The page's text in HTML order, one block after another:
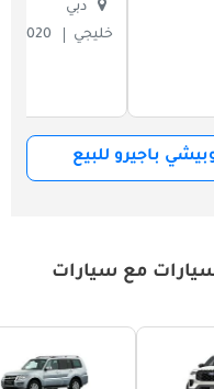
دبي
خليجي
2020
باجيرو للبيع
مع سيارات